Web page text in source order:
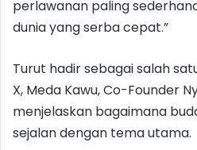
perlawanan paling
dunia yang serba cepat.”
Turut hadir sebagai salah
X, Meda Kawu, Co-Founder
menjelaskan bagaimana
sejalan dengan tema utama.